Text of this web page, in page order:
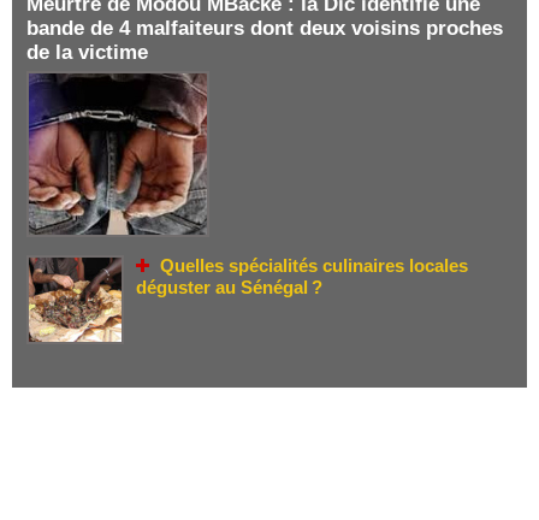
Meurtre de Modou MBacké : la Dic identifie une
bande de 4 malfaiteurs dont deux voisins proches
de la victime
Quelles spécialités culinaires locales
déguster au Sénégal ?